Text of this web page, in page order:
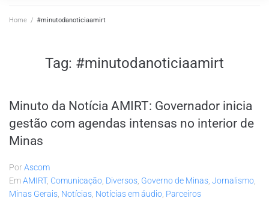
Home / #minutodanoticiaamirt
Tag: #minutodanoticiaamirt
Minuto da Notícia AMIRT: Governador inicia
gestão com agendas intensas no interior de
Minas
PorAscom
EmAMIRT, Comunicação Diversos Governo de Minas Jornalismo
Minas Gerais Notícias Notícias em áudio Parceiros